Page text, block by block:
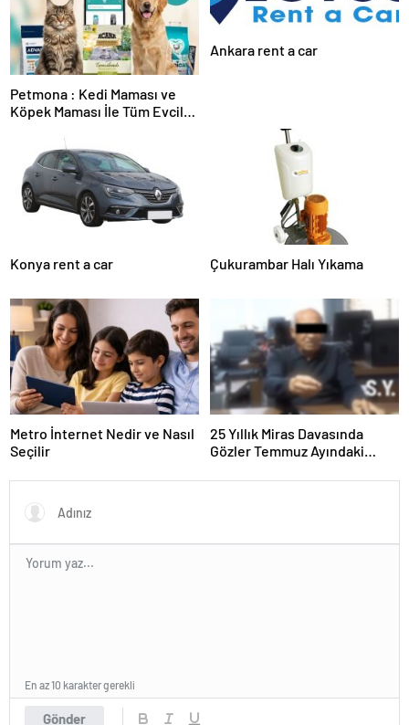
Petmona : Kedi Maması ve
Köpek Maması İle Tüm Evcil
Ankara rent a car
Konya rent a car Çukurambar Halı Yıkama
Metro İnternet Nedir ve Nasıl
Seçilir
25 Yıllık Miras Davasında
Gözler Temmuz Ayındaki
Gönder
En az 10 karakter gerekli